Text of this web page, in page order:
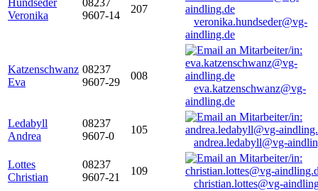
Hundseder
Veronika
08237
9607-14
207
veronika.hundseder@vg-
aindling.de
Katzenschwanz
Eva
08237
9607-29
008
eva.katzenschwanz@vg-
aindling.de
Ledabyll
Andrea
08237
9607-0
105
andrea.ledabyll@vg-
Lottes
Christian
08237
9607-21
109
christian.lottes@vg-